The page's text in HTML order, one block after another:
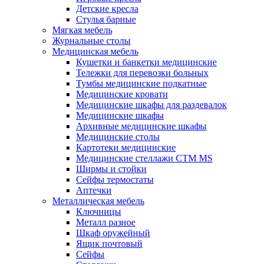
Детские кресла
Стулья барные
Мягкая мебель
Журнальные столы
Медицинская мебель
Кушетки и банкетки медицинские
Тележки для перевозки больных
Тумбы медицинские подкатные
Медицинские кровати
Медицинские шкафы для раздевалок
Медицинские шкафы
Архивные медицинские шкафы
Медицинские столы
Картотеки медицинские
Медицинские стеллажи CTM MS
Ширмы и стойки
Сейфы термостаты
Аптечки
Металлическая мебель
Ключницы
Металл разное
Шкаф оружейный
Ящик почтовый
Сейфы